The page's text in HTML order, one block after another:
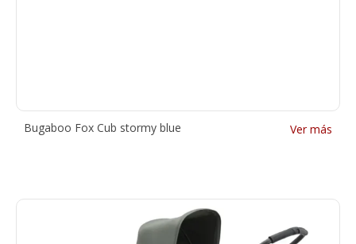
Bugaboo Fox Cub stormy blue Ver más